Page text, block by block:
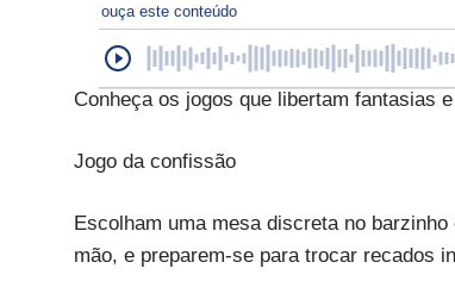
ouça este conteúdo
Conheça os jogos que libertam fantasias
Jogo da confissão
Escolham uma mesa discreta no
mão, e preparem-se para trocar recados